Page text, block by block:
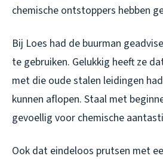
chemische ontstoppers hebben
Bij Loes had de buurman
te gebruiken. Gelukkig heeft ze
met die oude stalen leidingen
kunnen aflopen. Staal met
gevoellig voor chemische
Ook dat eindeloos prutsen met